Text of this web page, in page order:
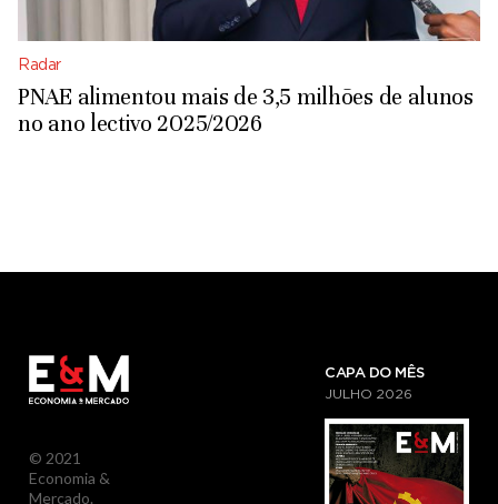
Radar
PNAE alimentou mais de 3,5 milhões de alunos
no ano lectivo 2025/2026
© 2021
Economia &
Mercado.
CAPA DO MÊS
JULHO 2026